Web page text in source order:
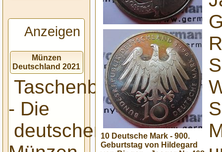
Anzeigen
Münzen
Deutschland 2021
Taschenbuch
- Die
deutschen10 Deutsche Mark - 900.
Geburtstag von Hildegard